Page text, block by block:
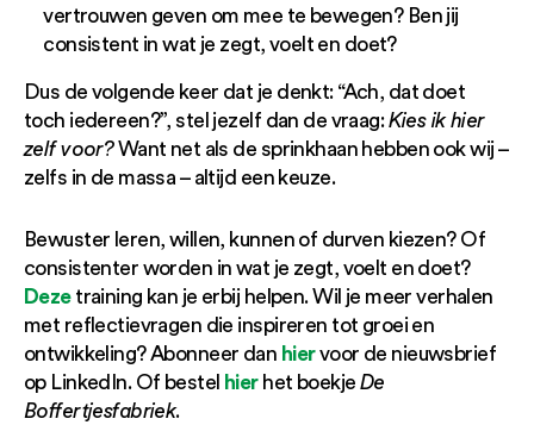
vertrouwen geven om mee te bewegen? Ben jij
consistent in wat je zegt, voelt en doet?
Dus de volgende keer dat je denkt: “Ach, dat doet
toch iedereen?”, stel jezelf dan de vraag:Kies ik hier
zelf voor?Want net als de sprinkhaan hebben ook wij –
zelfs in de massa – altijd een keuze.
Bewuster leren, willen, kunnen of durven kiezen? Of
consistenter worden in wat je zegt, voelt en doet?
Dezetraining kan je erbij helpen. Wil je meer verhalen
met reflectievragen die inspireren tot groei en
ontwikkeling? Abonneer dan hiervoor de nieuwsbrief
op LinkedIn. Of bestel hierhet boekjeDe
Boffertjesfabriek.